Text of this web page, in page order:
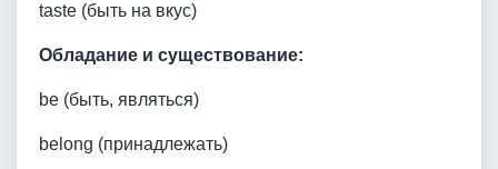
taste (быть на вкус)
Обладание и существование:
be (быть, являться)
belong (принадлежать)